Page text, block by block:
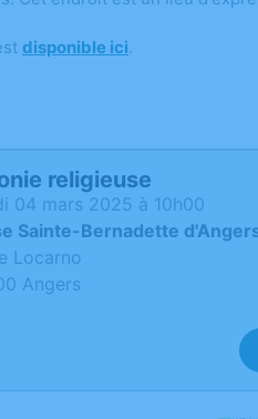
disponible ici.
religieuse
04 mars 2025 à 10h00
Sainte-Bernadette
Locarno
Angers